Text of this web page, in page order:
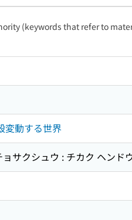
(keywords that refer to
変動する世界
サクシュウ : チカク ヘンド